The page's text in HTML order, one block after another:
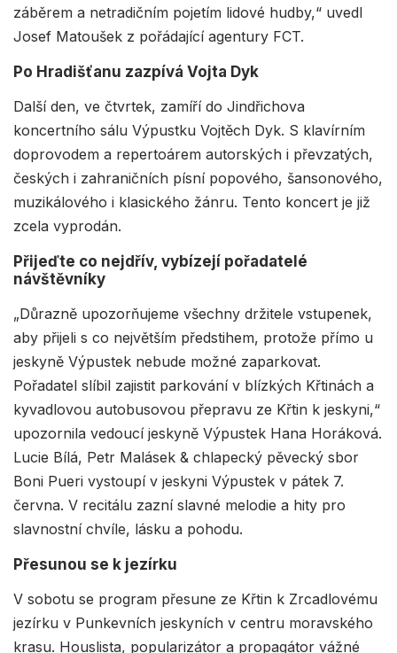
záběrem a netradičním pojetím lidové hudby,“ uvedl
Josef Matoušek z pořádající agentury FCT.
Po Hradišťanu zazpívá Vojta Dyk
Další den, ve čtvrtek, zamíří do Jindřichova
koncertního sálu Výpustku Vojtěch Dyk. S klavírním
doprovodem a repertoárem autorských i převzatých,
českých i zahraničních písní popového, šansonového,
muzikálového i klasického žánru. Tento koncert je již
zcela vyprodán.
Přijeďte co nejdřív, vybízejí pořadatelé
návštěvníky
„Důrazně upozorňujeme všechny držitele vstupenek,
aby přijeli s co největším předstihem, protože přímo u
jeskyně Výpustek nebude možné zaparkovat.
Pořadatel slíbil zajistit parkování v blízkých Křtinách a
kyvadlovou autobusovou přepravu ze Křtin k jeskyni,“
upozornila vedoucí jeskyně Výpustek Hana Horáková.
Lucie Bílá, Petr Malásek & chlapecký pěvecký sbor
Boni Pueri vystoupí v jeskyni Výpustek v pátek 7.
června. V recitálu zazní slavné melodie a hity pro
slavnostní chvíle, lásku a pohodu.
Přesunou se k jezírku
V sobotu se program přesune ze Křtin k Zrcadlovému
jezírku v Punkevních jeskyních v centru moravského
krasu. Houslista, popularizátor a propagátor vážné